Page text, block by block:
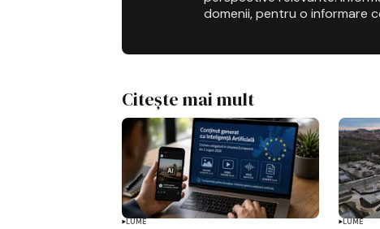
domenii, pentru o informare
Citește mai mult
LUME LUME